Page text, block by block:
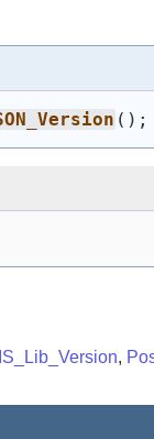
( ) ;
,